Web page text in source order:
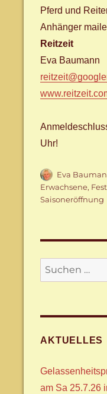
Pferd und
Anhänger
Reitzeit
Eva Baumann
Uhr!
Autor
Eva
Erwachsene, Fest
Saisoneröffnung
Suche
nach:
AKTUELLES
am Sa 25.7.26